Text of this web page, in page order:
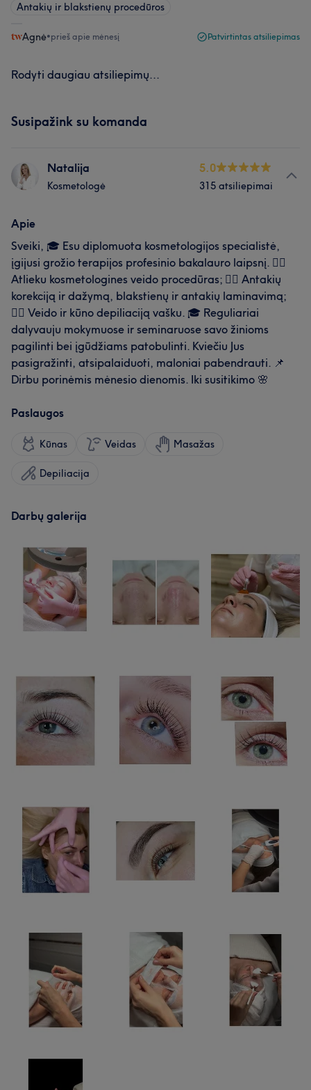
Antakių ir blakstienų procedūros
Agnė•prieš apie mėnesį Patvirtintas atsiliepimas
Rodyti daugiau atsiliepimų...
Susipažink su komanda
Natalija
Kosmetologė
5.0
315 atsiliepimai
Apie
Sveiki, 🎓 Esu diplomuota kosmetologijos specialistė,
įgijusi grožio terapijos profesinio bakalauro laipsnį. 💆‍♀️
Atlieku kosmetologines veido procedūras; 💆‍♀️ Antakių
korekciją ir dažymą, blakstienų ir antakių laminavimą;
💆‍♀️ Veido ir kūno depiliaciją vašku. 🎓 Reguliariai
dalyvauju mokymuose ir seminaruose savo žinioms
pagilinti bei įgūdžiams patobulinti. Kviečiu Jus
pasigražinti, atsipalaiduoti, maloniai pabendrauti. 📌
Dirbu porinėmis mėnesio dienomis. Iki susitikimo 🌸
Paslaugos
Kūnas Veidas Masažas
Depiliacija
Darbų galerija